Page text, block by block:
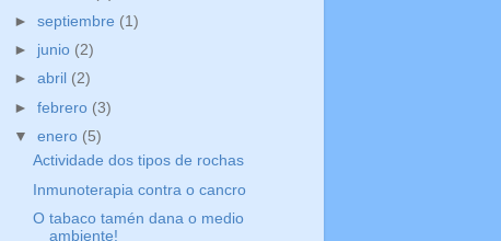
►septiembre (1)
► junio (2)
►abril (2)
►febrero (3)
▼enero (5)
Actividade dos tipos de rochas
Inmunoterapia contra o cancro
O tabaco tamén dana o medio
ambiente!